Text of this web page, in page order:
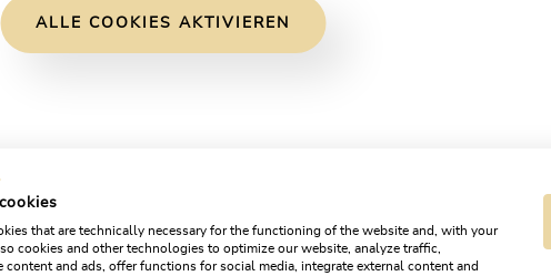
ALLE COOKIES AKTIVIEREN
that are technically necessary for the functioning of the website and, with your
cookies and other technologies to optimize our website, analyze traffic,
content and ads, offer functions for social media, integrate external content and